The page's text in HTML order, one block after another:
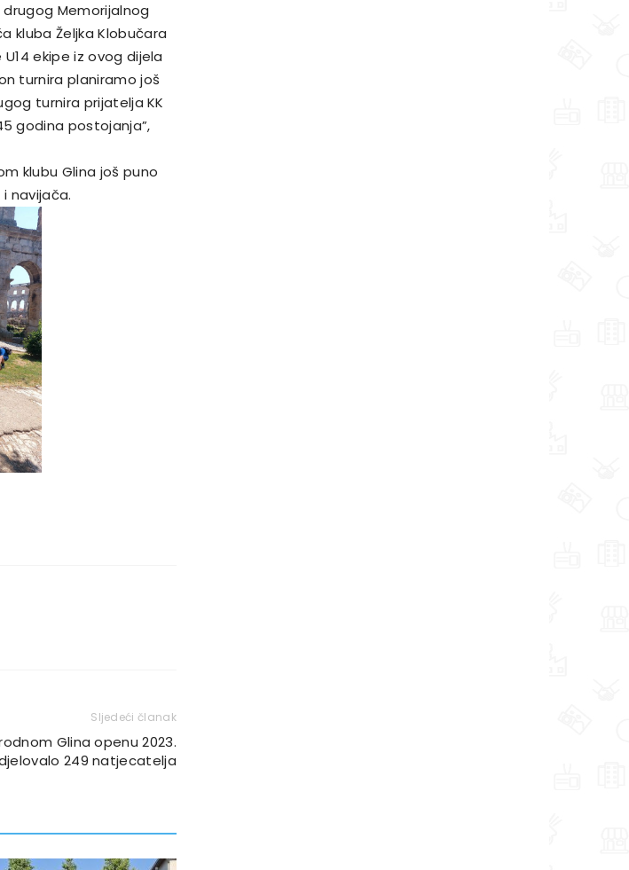
Memorijalnog
kluba Željka Klobučara
ekipe iz ovog dijela
turnira planiramo još
turnira prijatelja KK
godina postojanja”,
klubu Glina još puno
navijača.
Sljedeći članak
Glina openu 2023.
249 natjecatelja